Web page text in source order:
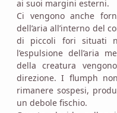
ai suoi margini esterni.
Ci vengono anche
dell’aria all’interno del
di piccoli fori situati
l’espulsione dell’aria
della creatura
direzione. I flumph
rimanere sospesi,
un debole fischio.